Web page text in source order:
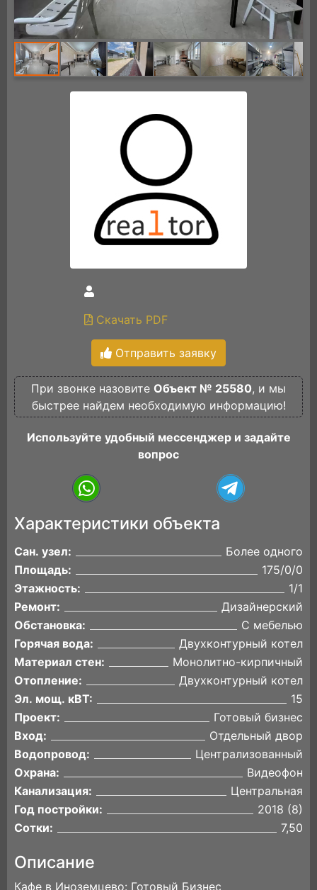
Скачать PDF
Отправить заявку
При звонке назовите Объект № 25580, и мы
быстрее найдем необходимую информацию!
Используйте удобный мессенджер и задайте
вопрос
Характеристики объекта
Сан. узел:
Более одного
Площадь:
175/0/0
Этажность:
1/1
Ремонт:
Дизайнерский
Обстановка:
С мебелью
Горячая вода:
Двухконтурный котел
Материал стен:
Монолитно-кирпичный
Отопление:
Двухконтурный котел
Эл. мощ. кВТ:
15
Проект:
Готовый бизнес
Вход:
Отдельный двор
Водопровод:
Централизованный
Охрана:
Видеофон
Канализация:
Центральная
Год постройки:
2018 (8)
Сотки:
7,50
Описание
Кафе в Иноземцево: Готовый Бизнес